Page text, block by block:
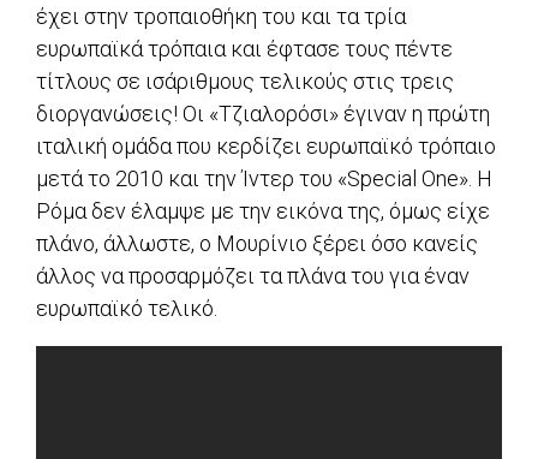
έχει στην τροπαιοθήκη του και τα τρία
ευρωπαϊκά τρόπαια και έφτασε τους πέντε
τίτλους σε ισάριθμους τελικούς στις τρεις
διοργανώσεις! Οι «Τζιαλορόσι» έγιναν η πρώτη
ιταλική ομάδα που κερδίζει ευρωπαϊκό τρόπαιο
μετά το 2010 και την Ίντερ του «Special One». Η
Ρόμα δεν έλαμψε με την εικόνα της, όμως είχε
πλάνο, άλλωστε, ο Μουρίνιο ξέρει όσο κανείς
άλλος να προσαρμόζει τα πλάνα του για έναν
ευρωπαϊκό τελικό.